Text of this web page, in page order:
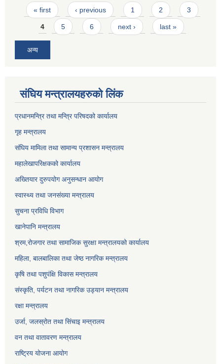
Pages
« first ‹ previous 1 2 3
4 5 6 next › last »
अन्य
संघिय मन्त्र‍ालयहरुको लिंक
प्रधानमन्त्रि तथा मन्त्रि परिषदको कार्यालय
गृह मन्त्रालय
संघिय मामिला तथा सामान्य प्रशासन मन्त्रालय
महालेखापरिक्षकको कार्यालय
अख्तियार दुरुपयोग अनुसन्धान आयोग
स्वास्थ्य तथा जनसंख्या मन्त्रालय
सुचना प्रविधि विभाग
खानेपानि मन्त्रालय
श्रम,रोजगार तथा सामाजिक सुरक्षा मन्त्रालयको कार्यालय
महिला, बालबालिका तथा जेष्ठ नागरिक मन्त्रालय
कृषि तथा पशुपंक्षि विकास मन्त्रालय
संस्कृति, पर्यटन तथा नागरिक उड्‍यान मन्त्रालय
रक्षा मन्त्रालय
उर्जा, जलस्रोत तथा सिंचाइ मन्त्रालय
वन तथा वातावरण मन्त्रालय
राष्ट्रिय योजना आयोग